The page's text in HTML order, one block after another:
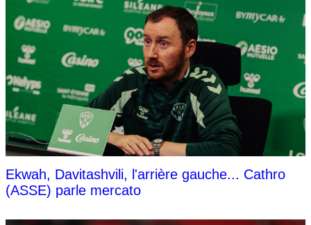
Ekwah, Davitashvili, l'arrière gauche... Cathro
(ASSE) parle mercato